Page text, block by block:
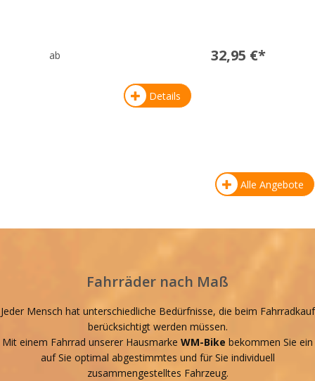
ab 32,95 €*
Details
Alle Angebote
Fahrräder nach Maß
Jeder Mensch hat unterschiedliche Bedürfnisse, die beim Fahrradkauf
berücksichtigt werden müssen.
Mit einem Fahrrad unserer Hausmarke WM-Bike bekommen Sie ein
auf Sie optimal abgestimmtes und für Sie individuell
zusammengestelltes Fahrzeug.